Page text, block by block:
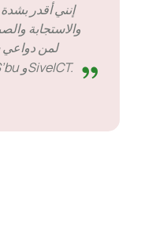
في الغالب على
الحالات التي